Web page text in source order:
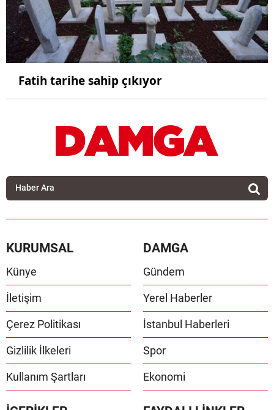
Fatih tarihe sahip çıkıyor
KURUMSAL
Künye
İletişim
Çerez Politikası
Gizlilik İlkeleri
Kullanım Şartları
DAMGA
Gündem
Yerel Haberler
İstanbul Haberleri
Spor
Ekonomi